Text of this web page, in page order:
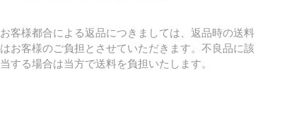
お客様都合による返品につきましては、返品時の送料
はお客様のご負担とさせていただきます。不良品に該
当する場合は当方で送料を負担いたします。